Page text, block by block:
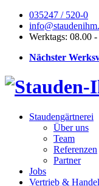
035247 / 520-0
Werktags: 08.00
Nächster
Staudengärtnerei
Über uns
Team
Referenzen
Partner
Jobs
Vertrieb & Handel